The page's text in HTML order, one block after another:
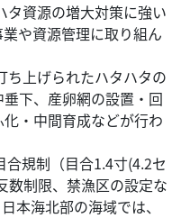
タ資源の増大対策に強い
や資源管理に取り組ん
ち上げられたハタハタの
下、産卵網の設置・回
・中間育成などが行わ
規制（目合1.4寸(4.2セ
数制限、禁漁区の設定な
本海北部の海域では、